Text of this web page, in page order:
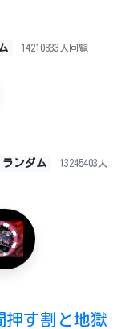
14210833人回覧
ランダム 13245403人
す割と地獄